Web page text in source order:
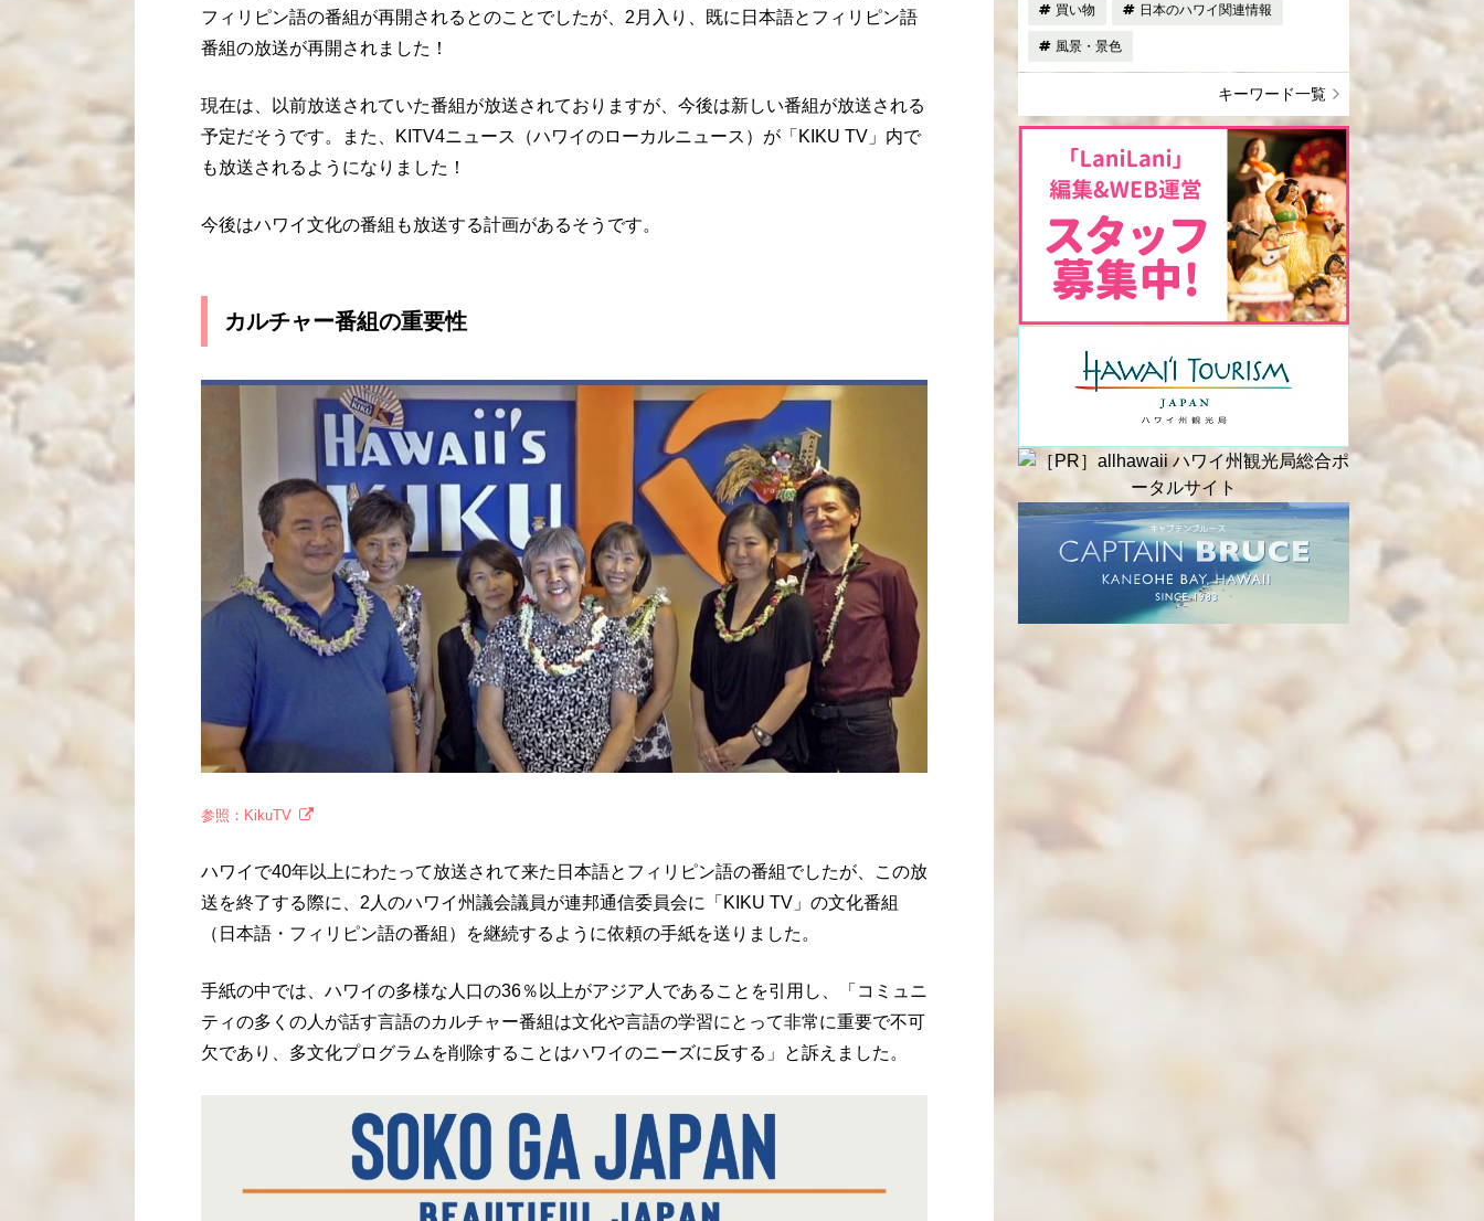
フィリピン語の番組が再開されるとのことでしたが、2月入り、既に日本語とフィリピン語
番組の放送が再開されました！
現在は、以前放送されていた番組が放送されておりますが、今後は新しい番組が放送される
予定だそうです。また、KITV4ニュース（ハワイのローカルニュース）が「KIKU TV」内で
も放送されるようになりました！
今後はハワイ文化の番組も放送する計画があるそうです。
カルチャー番組の重要性
参照：KikuTV
ハワイで40年以上にわたって放送されて来た日本語とフィリピン語の番組でしたが、この放
送を終了する際に、2人のハワイ州議会議員が連邦通信委員会に「KIKU TV」の文化番組
（日本語・フィリピン語の番組）を継続するように依頼の手紙を送りました。
手紙の中では、ハワイの多様な人口の36％以上がアジア人であることを引用し、「コミュニ
ティの多くの人が話す言語のカルチャー番組は文化や言語の学習にとって非常に重要で不可
欠であり、多文化プログラムを削除することはハワイのニーズに反する」と訴えました。
買い物 日本のハワイ関連情報
風景・景色
キーワード一覧